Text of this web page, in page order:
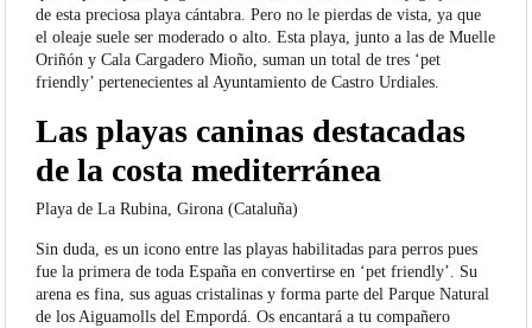
de esta preciosa playa cántabra. Pero no le pierdas de vista, ya que
el oleaje suele ser moderado o alto. Esta playa, junto a las de Muelle
Oriñón y Cala Cargadero Mioño, suman un total de tres ‘pet
friendly’ pertenecientes al Ayuntamiento de Castro Urdiales.
Las playas caninas destacadas
de la costa mediterránea
Playa de La Rubina, Girona (Cataluña)
Sin duda, es un icono entre las playas habilitadas para perros pues
fue la primera de toda España en convertirse en ‘pet friendly’. Su
arena es fina, sus aguas cristalinas y forma parte del Parque Natural
de los Aiguamolls del Empordá. Os encantará a tu compañero